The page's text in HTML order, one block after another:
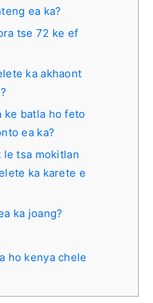
ea ka?
tse 72 ke ef
ka akhaont
ke batla ho feto
ea ka?
tsa mokitlan
ka karete e
ka joang?
ho kenya chele